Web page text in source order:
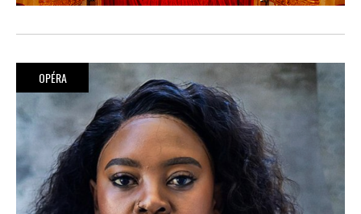
OPÉRA